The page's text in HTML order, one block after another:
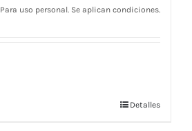
Para uso personal. Se aplican condiciones.
Detalles